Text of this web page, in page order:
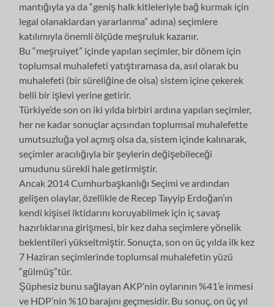
mantığıyla ya da “geniş halk kitleleriyle bağ kurmak için
legal olanaklardan yararlanma” adına) seçimlere
katılımıyla önemli ölçüde meşruluk kazanır.
Bu “meşruiyet” içinde yapılan seçimler, bir dönem için
toplumsal muhalefeti yatıştıramasa da, asıl olarak bu
muhalefeti (bir süreliğine de olsa) sistem içine çekerek
belli bir işlevi yerine getirir.
Türkiye’de son on iki yılda birbiri ardına yapılan seçimler,
her ne kadar sonuçlar açısından toplumsal muhalefette
umutsuzluğa yol açmış olsa da, sistem içinde kalınarak,
seçimler aracılığıyla bir şeylerin değişebileceği
umudunu sürekli hale getirmiştir.
Ancak 2014 Cumhurbaşkanlığı Seçimi ve ardından
gelişen olaylar, özellikle de Recep Tayyip Erdoğan’ın
kendi kişisel iktidarını koruyabilmek için iç savaş
hazırlıklarına girişmesi, bir kez daha seçimlere yönelik
beklentileri yükseltmiştir. Sonuçta, son on üç yılda ilk kez
7 Haziran seçimlerinde toplumsal muhalefetin yüzü
“gülmüş”tür.
Şüphesiz bunu sağlayan AKP’nin oylarının %41’e inmesi
ve HDP’nin %10 barajını geçmesidir. Bu sonuç, on üç yıl